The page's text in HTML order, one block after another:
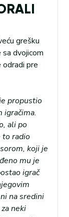
grešku
dvojicom
odradi pre
propustio
igračima.
ali po
to radio
koji je
mu je
igrač
na sredini
neki